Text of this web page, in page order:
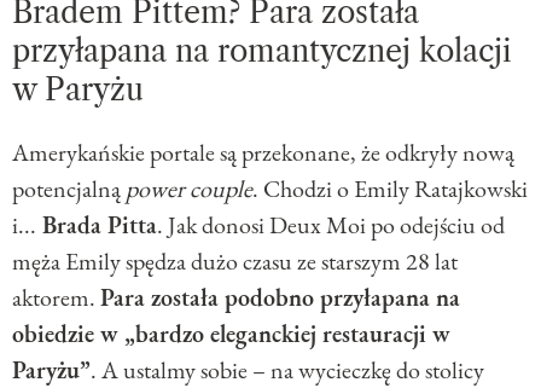
Bradem Pittem? Para została
przyłapana na romantycznej kolacji
w Paryżu
Amerykańskie portale są przekonane, że odkryły nową
potencjalnąpower couple. Chodzi o Emily Ratajkowski
i... Brada Pitta. Jak donosi Deux Moi po odejściu od
męża Emily spędza dużo czasu ze starszym 28 lat
aktorem.Para została podobno przyłapana na
obiedzie w „bardzo eleganckiej restauracji w
Paryżu”. A ustalmy sobie – na wycieczkę do stolicy